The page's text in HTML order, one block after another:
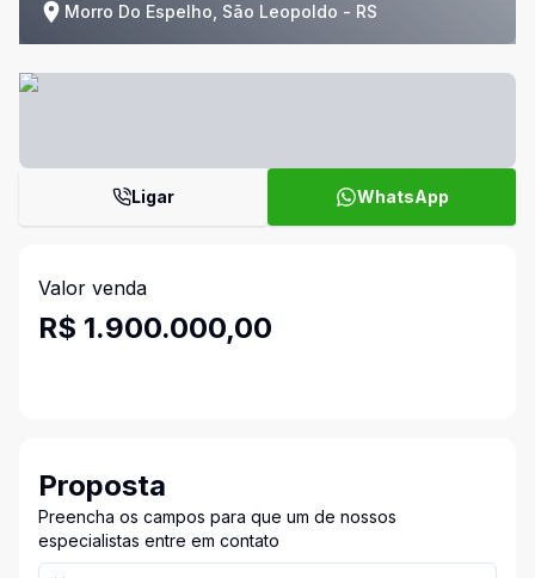
Morro Do Espelho, São Leopoldo - RS
Ligar WhatsApp
Valor venda
R$ 1.900.000,00
Proposta
Preencha os campos para que um de nossos
especialistas entre em contato